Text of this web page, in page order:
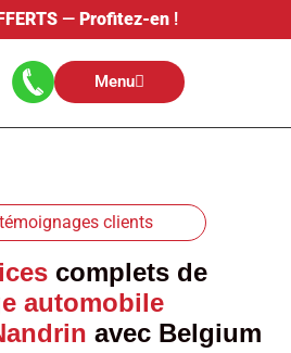
— Profitez-en!
Menu
clients
complets de
automobile
avec Belgium